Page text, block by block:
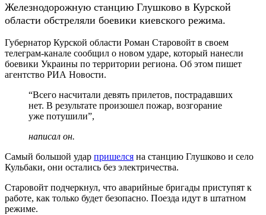
Железнодорожную станцию Глушково в Курской
области обстреляли боевики киевского режима.
Губернатор Курской области Роман Старовойт в своем
телеграм-канале сообщил о новом ударе, который нанесли
боевики Украины по территории региона. Об этом пишет
агентство РИА Новости.
“Всего насчитали девять прилетов, пострадавших
нет. В результате произошел пожар, возгорание
уже потушили”,
написал он.
Самый большой удар пришелся на станцию Глушково и село
Кульбаки, они остались без электричества.
Старовойт подчеркнул, что аварийные бригады приступят к
работе, как только будет безопасно. Поезда идут в штатном
режиме.